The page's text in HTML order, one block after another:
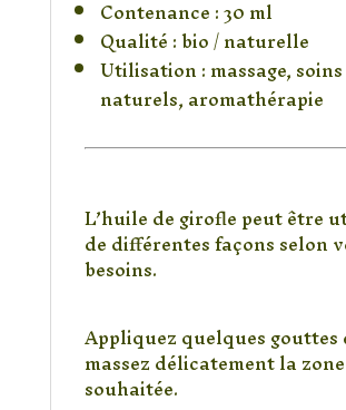
Contenance : 30 ml
Qualité : bio / naturelle
Utilisation : massage, soins
naturels, aromathérapie
Comment utiliser
L’huile de girofle peut être
de différentes façons selon
besoins.
Appliquez quelques gouttes
massez délicatement la zone
souhaitée.